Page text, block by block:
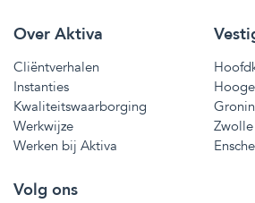
Over Aktiva
Cliëntverhalen
Instanties
Kwaliteitswaarborging
Werkwijze
Werken bij Aktiva
Zwolle
Volg ons